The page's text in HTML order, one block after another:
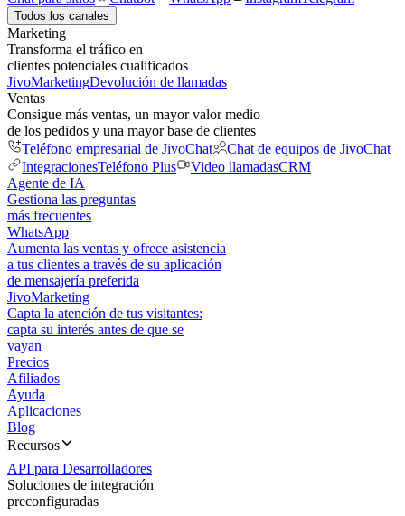
Todos los canales
Marketing
Transforma el tráfico en
clientes potenciales cualificados
JivoMarketingDevolución de llamadas
Ventas
Consigue más ventas, un mayor valor medio
de los pedidos y una mayor base de clientes
Teléfono empresarial de JivoChat
Chat de equipos de JivoChat
IntegracionesTeléfono Plus Video llamadasCRM
Agente de IA
Gestiona las preguntas
más frecuentes
WhatsApp
Aumenta las ventas y ofrece asistencia
a tus clientes a través de su aplicación
de mensajería preferida
JivoMarketing
Capta la atención de tus visitantes:
capta su interés antes de que se
vayan
Precios
Afiliados
Ayuda
Aplicaciones
Blog
Recursos
API para Desarrolladores
Soluciones de integración
preconfiguradas